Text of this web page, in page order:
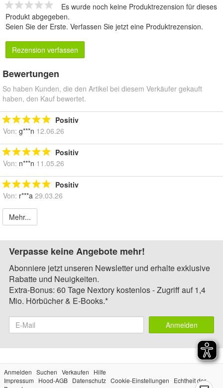
Es wurde noch keine Produktrezension für dieses
Produkt abgegeben.
Seien Sie der Erste. Verfassen Sie jetzt eine Produktrezension.
Rezension verfassen
Bewertungen
So haben Kunden, die den Artikel bei diesem Verkäufer gekauft
haben, den Kauf bewertet.
Positiv
Von: g***n 12.06.26
Positiv
Von: n***n 11.05.26
Positiv
Von: r***a 29.03.26
Mehr...
Verpasse keine Angebote mehr!
Abonniere jetzt unseren Newsletter und erhalte exklusive
Rabatte und Neuigkeiten.
Extra-Bonus: 60 Tage Nextory kostenlos - Zugriff auf 1,4
Mio. Hörbücher & E-Books.*
Anmelden
Anmelden Suchen Verkaufen
Hilfe
Impressum
Hood-AGB Datenschutz Cookie-Einstellungen
Echtheit der